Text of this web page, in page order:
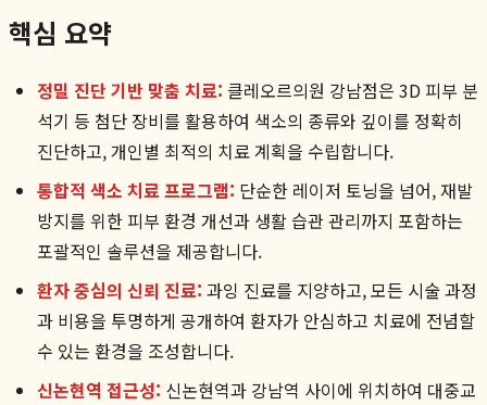
핵심 요약
정밀 진단 기반 맞춤 치료: 클레오르의원 강남점은 3D 피부 분
석기 등 첨단 장비를 활용하여 색소의 종류와 깊이를 정확히
진단하고, 개인별 최적의 치료 계획을 수립합니다.
통합적 색소 치료 프로그램: 단순한 레이저 토닝을 넘어, 재발
방지를 위한 피부 환경 개선과 생활 습관 관리까지 포함하는
포괄적인 솔루션을 제공합니다.
환자 중심의 신뢰 진료: 과잉 진료를 지양하고, 모든 시술 과정
과 비용을 투명하게 공개하여 환자가 안심하고 치료에 전념할
수 있는 환경을 조성합니다.
신논현역 접근성: 신논현역과 강남역 사이에 위치하여 대중교